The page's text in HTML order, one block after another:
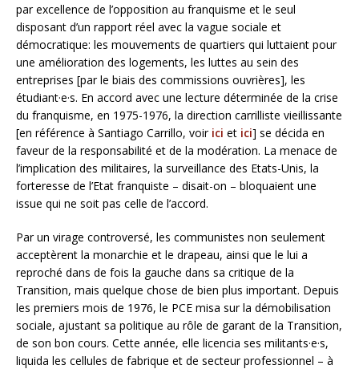
par excellence de l’opposition au franquisme et le seul
disposant d’un rapport réel avec la vague sociale et
démocratique: les mouvements de quartiers qui luttaient pour
une amélioration des logements, les luttes au sein des
entreprises [par le biais des commissions ouvrières], les
étudiant·e·s. En accord avec une lecture déterminée de la crise
du franquisme, en 1975-1976, la direction carrilliste vieillissante
[en référence à Santiago Carrillo, voir ici et ici] se décida en
faveur de la responsabilité et de la modération. La menace de
l’implication des militaires, la surveillance des Etats-Unis, la
forteresse de l’Etat franquiste – disait-on – bloquaient une
issue qui ne soit pas celle de l’accord.
Par un virage controversé, les communistes non seulement
acceptèrent la monarchie et le drapeau, ainsi que le lui a
reproché dans de fois la gauche dans sa critique de la
Transition, mais quelque chose de bien plus important. Depuis
les premiers mois de 1976, le PCE misa sur la démobilisation
sociale, ajustant sa politique au rôle de garant de la Transition,
de son bon cours. Cette année, elle licencia ses militants·e·s,
liquida les cellules de fabrique et de secteur professionnel – à